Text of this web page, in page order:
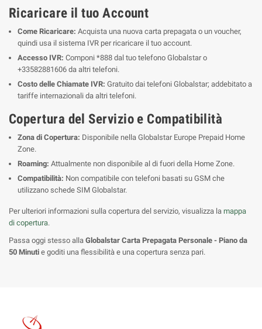
Ricaricare il tuo Account
Come Ricaricare: Acquista una nuova carta prepagata o un voucher,
quindi usa il sistema IVR per ricaricare il tuo account.
Accesso IVR: Componi *888 dal tuo telefono Globalstar o
+33582881606 da altri telefoni.
Costo delle Chiamate IVR: Gratuito dai telefoni Globalstar; addebitato a
tariffe internazionali da altri telefoni.
Copertura del Servizio e Compatibilità
Zona di Copertura: Disponibile nella Globalstar Europe Prepaid Home
Zone.
Roaming: Attualmente non disponibile al di fuori della Home Zone.
Compatibilità: Non compatibile con telefoni basati su GSM che
utilizzano schede SIM Globalstar.
Per ulteriori informazioni sulla copertura del servizio, visualizza la mappa
di copertura.
Passa oggi stesso alla Globalstar Carta Prepagata Personale - Piano da
50 Minuti e goditi una flessibilità e una copertura senza pari.